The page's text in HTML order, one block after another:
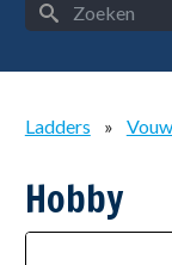
Ladders »
Hobby